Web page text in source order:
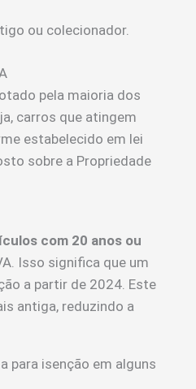
ou colecionador.
pela maioria dos
carros que atingem
estabelecido em lei
sobre a Propriedade
com 20 anos ou
Isso significa que um
a partir de 2024. Este
antiga, reduzindo a
para isenção em alguns